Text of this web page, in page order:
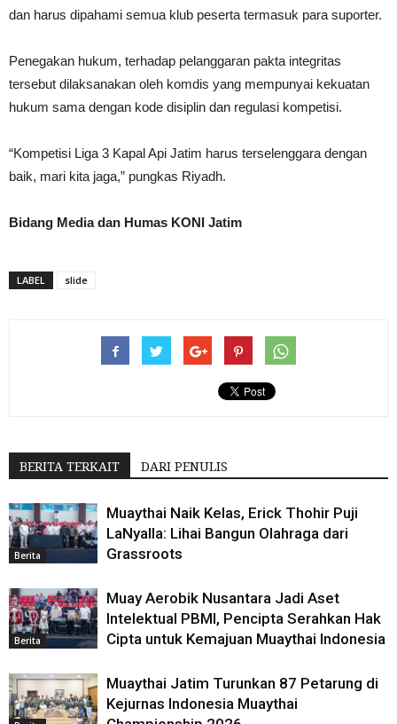
dan harus dipahami semua klub peserta termasuk para suporter.
Penegakan hukum, terhadap pelanggaran pakta integritas
tersebut dilaksanakan oleh komdis yang mempunyai kekuatan
hukum sama dengan kode disiplin dan regulasi kompetisi.
“Kompetisi Liga 3 Kapal Api Jatim harus terselenggara dengan
baik, mari kita jaga,” pungkas Riyadh.
Bidang Media dan Humas KONI Jatim
LABEL slide
BERITA TERKAIT DARI PENULIS
Berita
Muaythai Naik Kelas, Erick Thohir Puji
LaNyalla: Lihai Bangun Olahraga dari
Grassroots
Berita
Muay Aerobik Nusantara Jadi Aset
Intelektual PBMI, Pencipta Serahkan Hak
Cipta untuk Kemajuan Muaythai Indonesia
Muaythai Jatim Turunkan 87 Petarung di
Kejurnas Indonesia Muaythai